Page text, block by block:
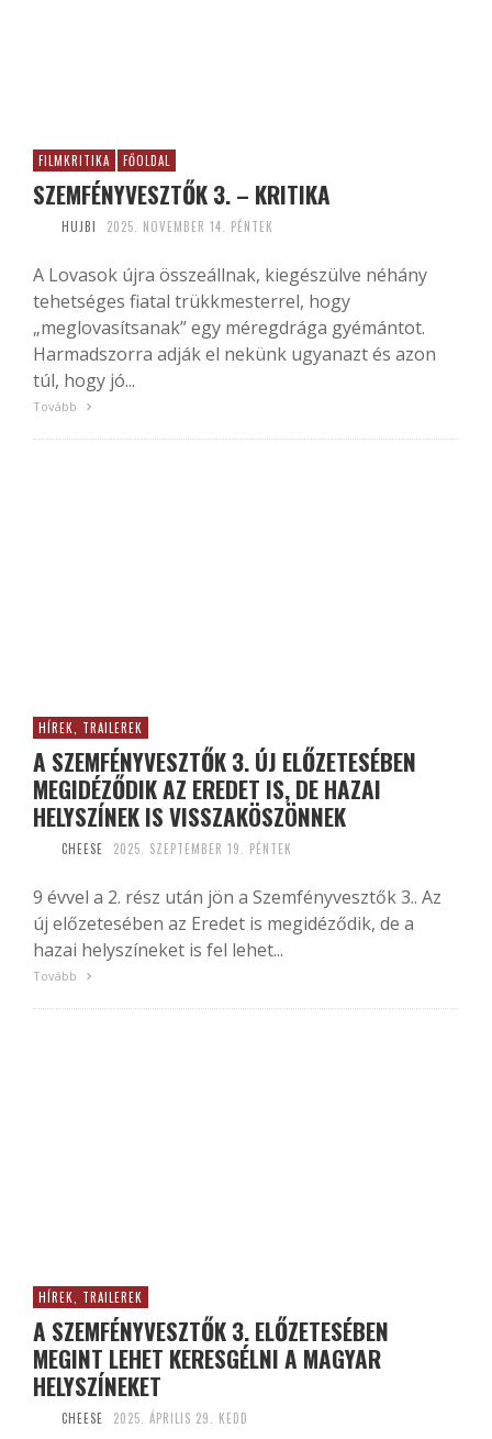
FILMKRITIKA FŐOLDAL
SZEMFÉNYVESZTŐK 3. – KRITIKA
HUJBI 2025. NOVEMBER 14. PÉNTEK
A Lovasok újra összeállnak, kiegészülve néhány
tehetséges fiatal trükkmesterrel, hogy
„meglovasítsanak” egy méregdrága gyémántot.
Harmadszorra adják el nekünk ugyanazt és azon
túl, hogy jó...
Tovább
HÍREK, TRAILEREK
A SZEMFÉNYVESZTŐK 3. ÚJ ELŐZETESÉBEN
MEGIDÉZŐDIK AZ EREDET IS, DE HAZAI
HELYSZÍNEK IS VISSZAKÖSZÖNNEK
CHEESE 2025. SZEPTEMBER 19. PÉNTEK
9 évvel a 2. rész után jön a Szemfényvesztők 3.. Az
új előzetesében az Eredet is megidéződik, de a
hazai helyszíneket is fel lehet...
Tovább
HÍREK, TRAILEREK
A SZEMFÉNYVESZTŐK 3. ELŐZETESÉBEN
MEGINT LEHET KERESGÉLNI A MAGYAR
HELYSZÍNEKET
CHEESE 2025. ÁPRILIS 29. KEDD